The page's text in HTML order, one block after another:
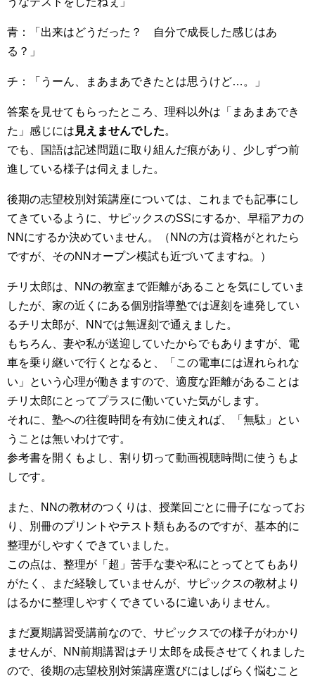
青：「出来はどうだった？ 自分で成長した感じはあ
る？」
チ：「うーん、まあまあできたとは思うけど…。」
答案を見せてもらったところ、理科以外は「まあまあでき
た」感じには 見えませんでした。
でも、国語は記述問題に取り組んだ痕があり、少しずつ前
進している様子は伺えました。
後期の志望校別対策講座については、これまでも記事にし
てきているように、サピックスのSSにするか、早稲アカの
NNにするか決めていません。（NNの方は資格がとれたら
ですが、そのNNオープン模試も近づいてますね。）
チリ太郎は、NNの教室まで距離があることを気にしていま
したが、家の近くにある個別指導塾では遅刻を連発してい
るチリ太郎が、NNでは無遅刻で通えました。
もちろん、妻や私が送迎していたからでもありますが、電
車を乗り継いで行くとなると、「この電車には遅れられな
い」という心理が働きますので、適度な距離があることは
チリ太郎にとってプラスに働いていた気がします。
それに、塾への往復時間を有効に使えれば、「無駄」とい
うことは無いわけです。
参考書を開くもよし、割り切って動画視聴時間に使うもよ
しです。
また、NNの教材のつくりは、授業回ごとに冊子になってお
り、別冊のプリントやテスト類もあるのですが、基本的に
整理がしやすくできていました。
この点は、整理が「超」苦手な妻や私にとってとてもあり
がたく、まだ経験していませんが、サピックスの教材より
はるかに整理しやすくできているに違いありません。
まだ夏期講習受講前なので、サピックスでの様子がわかり
ませんが、NN前期講習はチリ太郎を成長させてくれました
ので、後期の志望校別対策講座選びにはしばらく悩むこと